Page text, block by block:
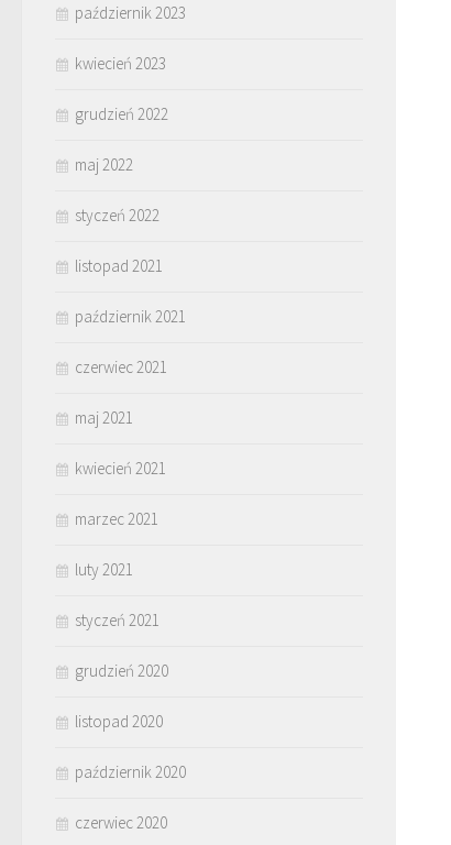
październik 2023
kwiecień 2023
grudzień 2022
maj 2022
styczeń 2022
listopad 2021
październik 2021
czerwiec 2021
maj 2021
kwiecień 2021
marzec 2021
luty 2021
styczeń 2021
grudzień 2020
listopad 2020
październik 2020
czerwiec 2020